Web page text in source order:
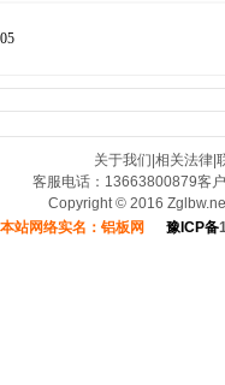
关于我们 相关法律|
客服电话：13663800879客
Copyright © 2016
本站网络实名：铝板网
豫ICP备